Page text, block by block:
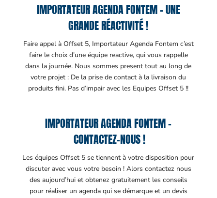
IMPORTATEUR AGENDA FONTEM – UNE
GRANDE RÉACTIVITÉ !
Faire appel à Offset 5, Importateur Agenda Fontem c’est
faire le choix d’une équipe reactive, qui vous rappelle
dans la journée. Nous sommes present tout au long de
votre projet : De la prise de contact à la livraison du
produits fini. Pas d’impair avec les Equipes Offset 5 !!
IMPORTATEUR AGENDA FONTEM –
CONTACTEZ-NOUS !
Les équipes Offset 5 se tiennent à votre disposition pour
discuter avec vous votre besoin ! Alors contactez nous
des aujourd’hui et obtenez gratuitement les conseils
pour réaliser un agenda qui se démarque et un devis